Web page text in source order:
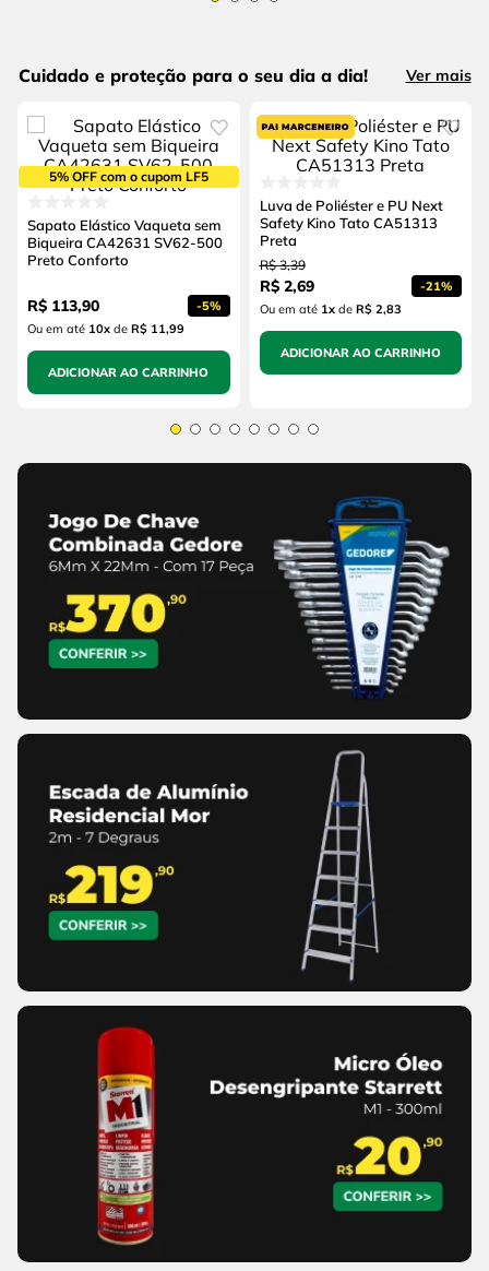
Cuidado e proteção para o seu dia a dia! Ver mais
5% OFF com o cupom LF5
Sapato Elástico Vaqueta sem
Biqueira CA42631 SV62-500
Preto Conforto
R$ 113,90 -5%
Ou em até 10x de R$ 11,99
ADICIONAR AO CARRINHO
Luva de Poliéster e PU Next
Safety Kino Tato CA51313
Preta
R$ 3,39
R$ 2,69 -21%
Ou em até 1xde R$ 2,83
ADICIONAR AO CARRINHO